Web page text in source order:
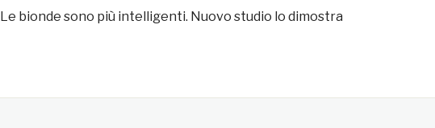
Le bionde sono più intelligenti. Nuovo studio lo dimostra